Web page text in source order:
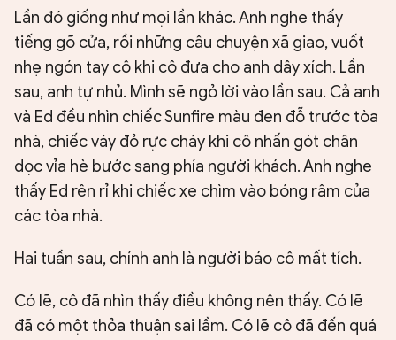
Lần đó giống như mọi lần khác. Anh nghe thấy
tiếng gõ cửa, rồi những câu chuyện xã giao, vuốt
nhẹ ngón tay cô khi cô đưa cho anh dây xích. Lần
sau, anh tự nhủ. Mình sẽ ngỏ lời vào lần sau. Cả anh
và Ed đều nhìn chiếc Sunfire màu đen đỗ trước tòa
nhà, chiếc váy đỏ rực cháy khi cô nhấn gót chân
dọc vỉa hè bước sang phía người khách. Anh nghe
thấy Ed rên rỉ khi chiếc xe chìm vào bóng râm của
các tòa nhà.
Hai tuần sau, chính anh là người báo cô mất tích.
Có lẽ, cô đã nhìn thấy điều không nên thấy. Có lẽ
đã có một thỏa thuận sai lầm. Có lẽ cô đã đến quá